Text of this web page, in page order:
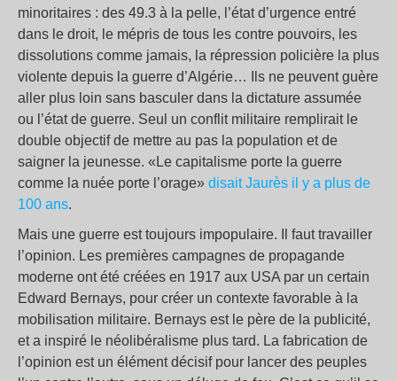
minoritaires : des 49.3 à la pelle, l’état d’urgence entré
dans le droit, le mépris de tous les contre pouvoirs, les
dissolutions comme jamais, la répression policière la plus
violente depuis la guerre d’Algérie… Ils ne peuvent guère
aller plus loin sans basculer dans la dictature assumée
ou l’état de guerre. Seul un conflit militaire remplirait le
double objectif de mettre au pas la population et de
saigner la jeunesse. «Le capitalisme porte la guerre
comme la nuée porte l’orage» disait Jaurès il y a plus de
100 ans.
Mais une guerre est toujours impopulaire. Il faut travailler
l’opinion. Les premières campagnes de propagande
moderne ont été créées en 1917 aux USA par un certain
Edward Bernays, pour créer un contexte favorable à la
mobilisation militaire. Bernays est le père de la publicité,
et a inspiré le néolibéralisme plus tard. La fabrication de
l’opinion est un élément décisif pour lancer des peuples